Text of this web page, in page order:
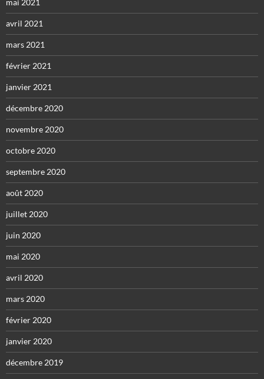
avril 2021
mars 2021
février 2021
janvier 2021
décembre 2020
novembre 2020
octobre 2020
septembre 2020
août 2020
juillet 2020
juin 2020
mai 2020
avril 2020
mars 2020
février 2020
janvier 2020
décembre 2019